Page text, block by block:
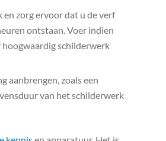
zorg ervoor dat u de verf
ontstaan. Voer indien
schilderwerk
aanbrengen, zoals een
van het schilderwerk